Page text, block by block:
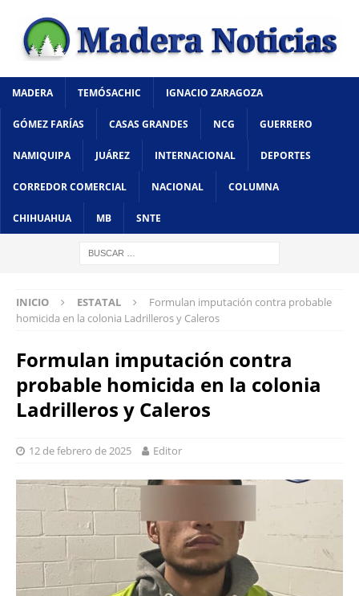
MADERA TEMÓSACHIC IGNACIO ZARAGOZA
GÓMEZ FARÍAS CASAS GRANDES NCG GUERRERO
NAMIQUIPA JUÁREZ INTERNACIONAL DEPORTES
CORREDOR COMERCIAL NACIONAL COLUMNA
CHIHUAHUA MB SNTE
INICIO ESTATAL
Formulan imputación contra probable
homicida en la colonia Ladrilleros y Caleros
Formulan imputación contra
probable homicida en la colonia
Ladrilleros y Caleros
12 de febrero de 2025 Editor